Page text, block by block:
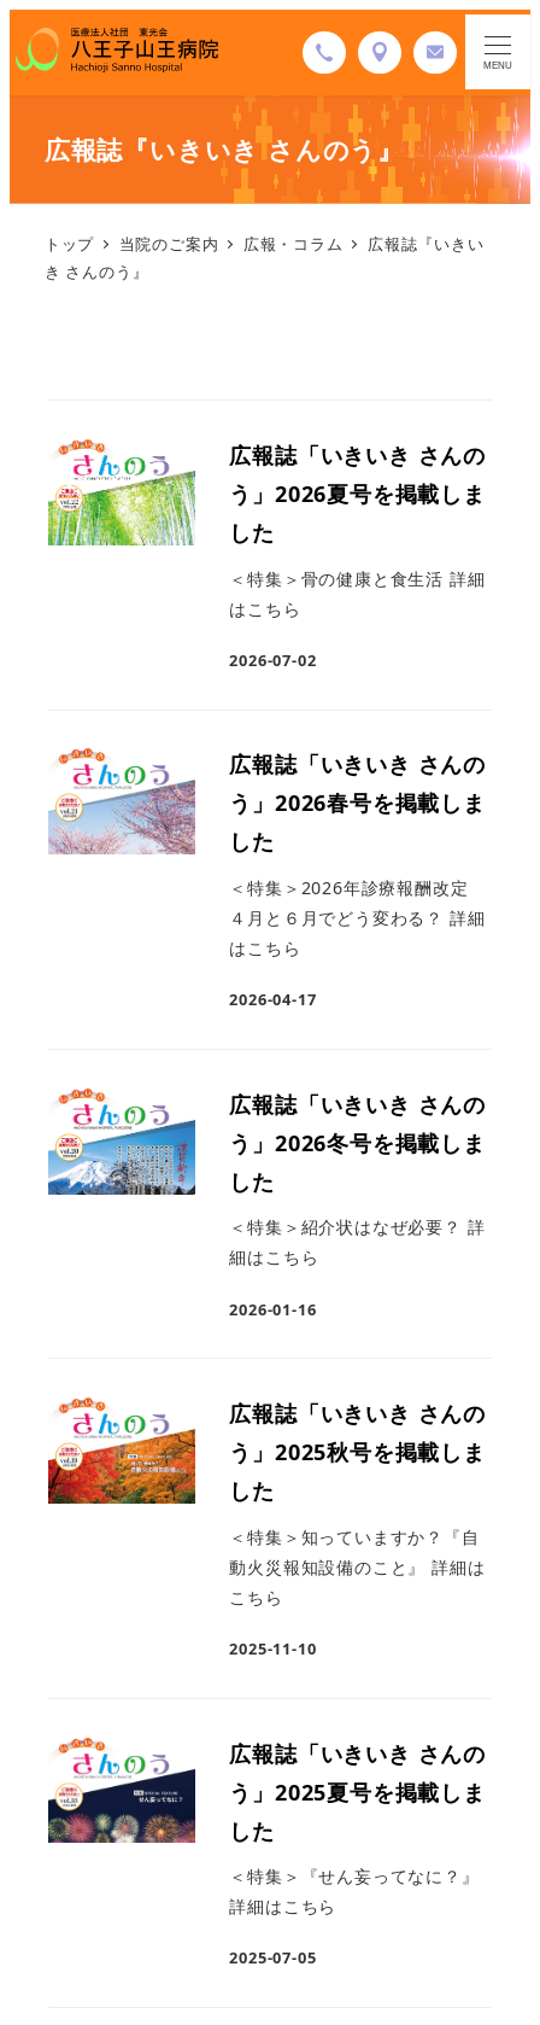
MENU
広報誌『いきいき さんのう』
トップ 当院のご案内 広報・コラム
広報誌『いきい
き さんのう』
広報誌「いきいき さんの
う」2026夏号を掲載しま
した
＜特集＞骨の健康と食生活 詳細
はこちら
2026-07-02
広報誌「いきいき さんの
う」2026春号を掲載しま
した
＜特集＞2026年診療報酬改定
４月と６月でどう変わる？ 詳細
はこちら
2026-04-17
広報誌「いきいき さんの
う」2026冬号を掲載しま
した
＜特集＞紹介状はなぜ必要？ 詳
細はこちら
2026-01-16
広報誌「いきいき さんの
う」2025秋号を掲載しま
した
＜特集＞知っていますか？『自
動火災報知設備のこと』 詳細は
こちら
2025-11-10
広報誌「いきいき さんの
う」2025夏号を掲載しま
した
＜特集＞『せん妄ってなに？』
詳細はこちら
2025-07-05